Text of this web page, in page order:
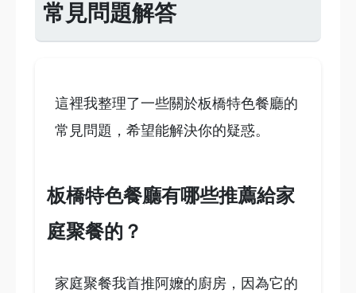
常見問題解答
這裡我整理了一些關於板橋特色餐廳的
常見問題，希望能解決你的疑惑。
板橋特色餐廳有哪些推薦給家
庭聚餐的？
家庭聚餐我首推阿嬤的廚房，因為它的